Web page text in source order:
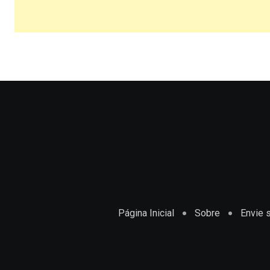
Página Inicial Sobre Envie